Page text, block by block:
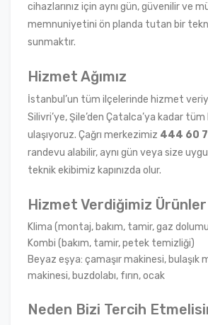
cihazlarınız için aynı gün, güvenilir ve
memnuniyetini ön planda tutan bir
sunmaktır.
Hizmet Ağımız
İstanbul’un tüm ilçelerinde hizmet
Silivri’ye, Şile’den Çatalca’ya kadar
ulaşıyoruz. Çağrı merkezimiz 444 60
randevu alabilir, aynı gün veya size
teknik ekibimiz kapınızda olur.
Hizmet Verdiğimiz Ürünler
Klima (montaj, bakım, tamir, gaz
Kombi (bakım, tamir, petek temizliği)
Beyaz eşya: çamaşır makinesi, bulaşık
makinesi, buzdolabı, fırın, ocak
Neden Bizi Tercih